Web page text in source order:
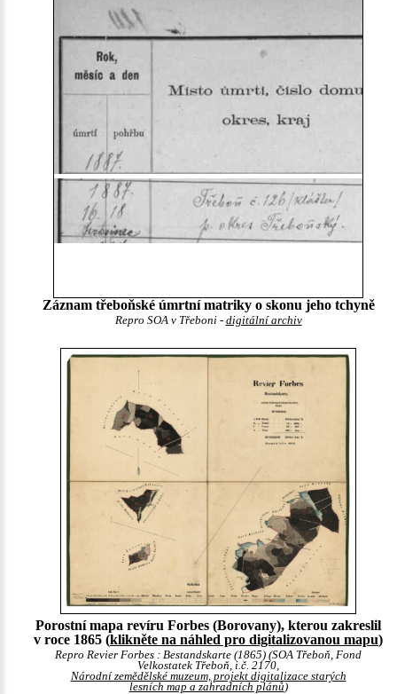
Záznam třeboňské úmrtní matriky o skonu jeho tchyně
Repro SOA v Třeboni - digitální archiv
Porostní mapa revíru Forbes (Borovany), kterou zakreslil
v roce 1865 (klikněte na náhled pro digitalizovanou mapu)
Repro Revier Forbes : Bestandskarte (1865) (SOA Třeboň, Fond
Velkostatek Třeboň, i.č. 2170,
Národní zemědělské muzeum, projekt digitalizace starých
lesních map a zahradních plánů)